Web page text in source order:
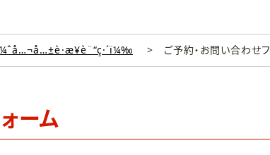
ご予約・お問い合わせ
ーム